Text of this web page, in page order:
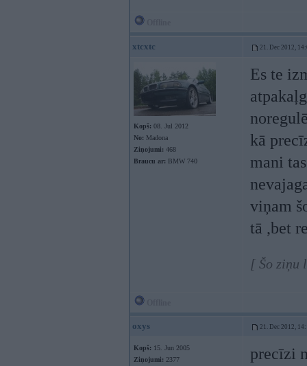
xtcxtc 21. Dec 2012,
Kopš: 08. Jul 2012
No: Madona
Ziņojumi: 468
Braucu ar: BMW 740
Es te
kā
mani
viņam
tā ,bet
[ Šo ziņu
oxys 21. Dec 2012,
Kopš: 15. Jun 2005
Ziņojumi: 2377
precīzi